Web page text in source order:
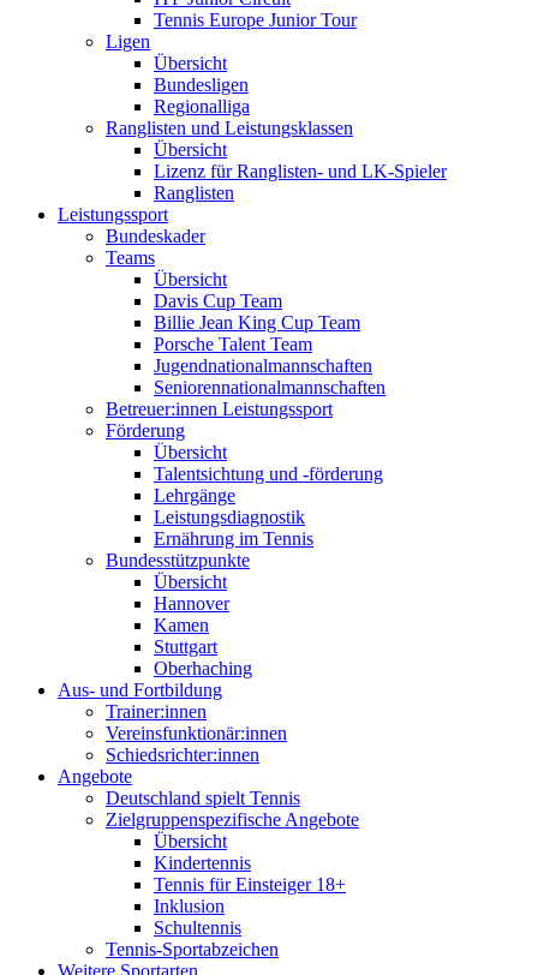
Tennis Europe Junior Tour
Ligen
Übersicht
Bundesligen
Regionalliga
Ranglisten und Leistungsklassen
Übersicht
Lizenz für Ranglisten- und LK-Spieler
Ranglisten
Leistungssport
Bundeskader
Teams
Übersicht
Davis Cup Team
Billie Jean King Cup Team
Porsche Talent Team
Jugendnationalmannschaften
Seniorennationalmannschaften
Betreuer:innen Leistungssport
Förderung
Übersicht
Talentsichtung und -förderung
Lehrgänge
Leistungsdiagnostik
Ernährung im Tennis
Bundesstützpunkte
Übersicht
Hannover
Kamen
Stuttgart
Oberhaching
Aus- und Fortbildung
Trainer:innen
Vereinsfunktionär:innen
Schiedsrichter:innen
Angebote
Deutschland spielt Tennis
Zielgruppenspezifische Angebote
Übersicht
Kindertennis
Tennis für Einsteiger 18+
Inklusion
Schultennis
Tennis-Sportabzeichen
Weitere Sportarten